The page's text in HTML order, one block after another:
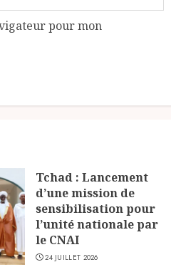
pour mon
Tchad : Lancement
d’une mission de
sensibilisation pour
l’unité nationale par
le CNAI
24 JUILLET 2026